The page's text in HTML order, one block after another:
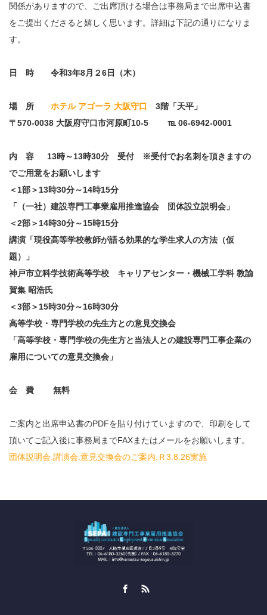
関係がありますので、ご出席頂ける場合は事務局まで出席申込書
をご提出くださると嬉しく思います。詳細は下記の通りになりま
す。
日 時 令和3年8月２6日（木）
場 所 ホテル アゴーラ 大阪守口
3階「天平」
〒570-0038 大阪府守口市河原町10-5 ℡ 06-6942-0001
内 容 13時～13時30分 受付 ※受付でお名刺を頂きますの
でご用意をお願いします
＜1部＞13時30分～14時15分
「（一社）建設専門工事業雇用推進協会 団体設立説明会」
＜2部＞14時30分～15時15分
講演「現役高等学校教師が語る効果的な学生求人の方法（仮
題）」
神戸市立科学技術高等学校 キャリアセンター・機械工学科 教諭
賀集 昭浩氏
＜3部＞15時30分～16時30分
高等学校・専門学校の先生方との意見交換会
「高等学校・専門学校の先生方と当法人との建設専門工事企業の
雇用についての意見交換会」
会 費 無料
ご案内と出席申込書のPDFを貼り付けていますので、印刷をして
頂いてご記入後に事務局までFAXまたはメールをお願いします。
団体説明会.講演会.意見交換会のご案内.Ｒ3.8.26実施